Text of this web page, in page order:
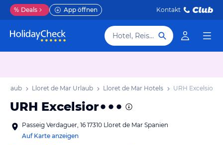
% Deals App öffnen Kontakt
Hotel, Reiseziel
Urlaub Lloret de Mar Urlaub Lloret de Mar Hotels URH Excelsior
URH Excelsior
Passeig Verdaguer, 16 17310 Lloret de Mar Spanien
Auf Karte anzeigen